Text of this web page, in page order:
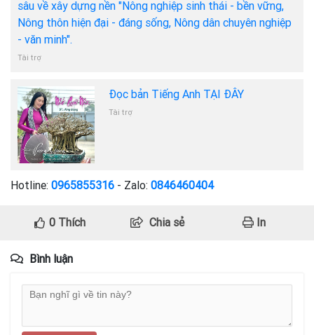
sâu về xây dựng nền "Nông nghiệp sinh thái - bền vững,
Nông thôn hiện đại - đáng sống, Nông dân chuyên nghiệp
- văn minh".
Tài trợ
Đọc bản Tiếng Anh TẠI ĐÂY
Tài trợ
Hotline: 0965855316 - Zalo: 0846460404
0Thích Chia sẻ In
Bình luận